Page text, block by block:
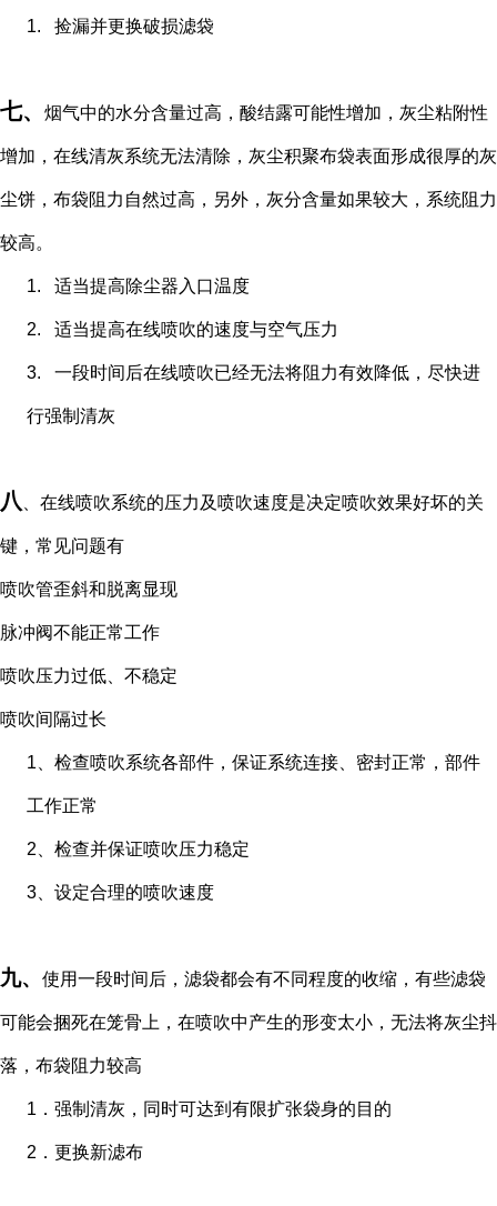
1. 捡漏并更换破损滤袋
七、 烟气中的水分含量过高，酸结露可能性增加，灰尘粘附性
增加，在线清灰系统无法清除，灰尘积聚布袋表面形成很厚的灰
尘饼，布袋阻力自然过高，另外，灰分含量如果较大，系统阻力
较高。
1. 适当提高除尘器入口温度
2. 适当提高在线喷吹的速度与空气压力
3. 一段时间后在线喷吹已经无法将阻力有效降低，尽快进
行强制清灰
八 、在线喷吹系统的压力及喷吹速度是决定喷吹效果好坏的关
键，常见问题有
喷吹管歪斜和脱离显现
脉冲阀不能正常工作
喷吹压力过低、不稳定
喷吹间隔过长
1、 检查喷吹系统各部件，保证系统连接、密封正常，部件
工作正常
2、 检查并保证喷吹压力稳定
3、 设定合理的喷吹速度
九、 使用一段时间后，滤袋都会有不同程度的收缩，有些滤袋
可能会捆死在笼骨上，在喷吹中产生的形变太小，无法将灰尘抖
落，布袋阻力较高
1． 强制清灰，同时可达到有限扩张袋身的目的
2． 更换新滤布